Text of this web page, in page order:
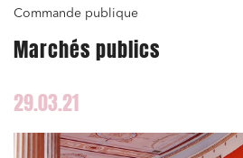
Commande publique
Marchés publics
29.03.21